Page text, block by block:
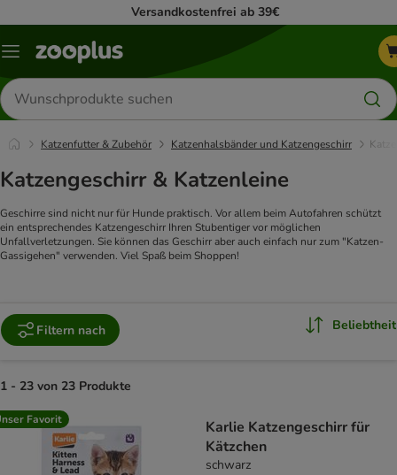
Versandkostenfrei ab 39€
Menü
Produkte
suchen
Katzenfutter & Zubehör Katzenhalsbänder und Katzengeschirr
Katzengeschirr & Katzenleine
Geschirre sind nicht nur für Hunde praktisch. Vor allem beim Autofahren schützt
ein entsprechendes Katzengeschirr Ihren Stubentiger vor möglichen
Unfallverletzungen. Sie können das Geschirr aber auch einfach nur zum "Katzen-
Gassigehen" verwenden. Viel Spaß beim Shoppen!
Filtern nach Beliebtheit
1 - 23 von 23 Produkte
product items have been changed
Favorit
Karlie Katzengeschirr für
Kätzchen
schwarz